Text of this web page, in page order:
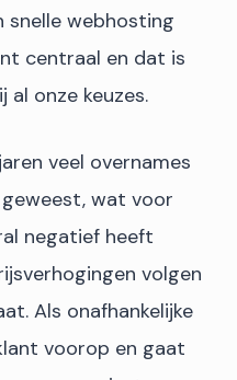
snelle webhosting
centraal en dat is
onze keuzes.
veel overnames
wat voor
negatief heeft
volgen
Als onafhankelijke
voorop en gaat